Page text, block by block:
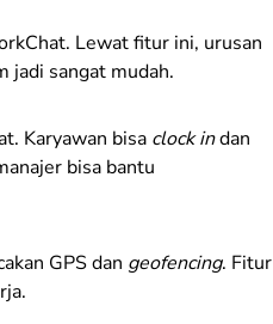
Lewat fitur ini, urusan
jadi sangat mudah.
Karyawan bisa clock indan
bisa bantu
GPS dan geofencing. Fitur